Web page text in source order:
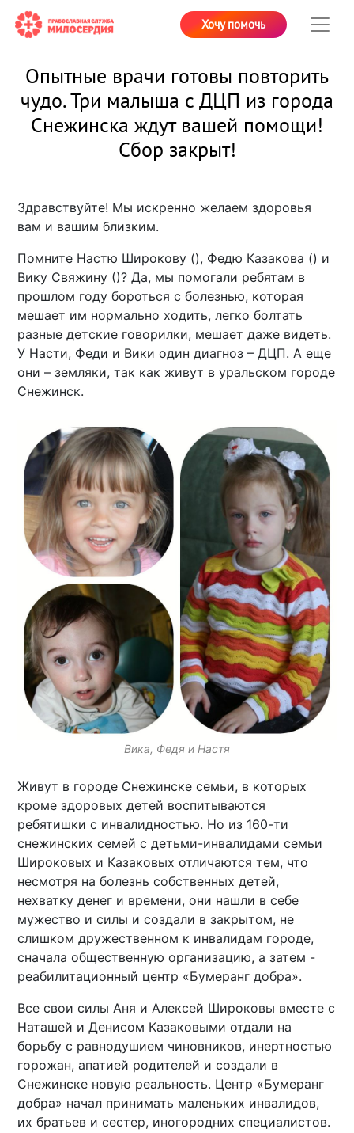
Хочу помочь
Опытные врачи готовы повторить
чудо. Три малыша с ДЦП из города
Снежинска ждут вашей помощи!
Сбор закрыт!
Здравствуйте! Мы искренно желаем здоровья
вам и вашим близким.
Помните Настю Широкову (), Федю Казакова () и
Вику Свяжину ()? Да, мы помогали ребятам в
прошлом году бороться с болезнью, которая
мешает им нормально ходить, легко болтать
разные детские говорилки, мешает даже видеть.
У Насти, Феди и Вики один диагноз – ДЦП. А еще
они – земляки, так как живут в уральском городе
Снежинск.
Вика, Федя и Настя
Живут в городе Снежинске семьи, в которых
кроме здоровых детей воспитываются
ребятишки с инвалидностью. Но из 160-ти
снежинских семей с детьми-инвалидами семьи
Широковых и Казаковых отличаются тем, что
несмотря на болезнь собственных детей,
нехватку денег и времени, они нашли в себе
мужество и силы и создали в закрытом, не
слишком дружественном к инвалидам городе,
сначала общественную организацию, а затем -
реабилитационный центр «Бумеранг добра».
Все свои силы Аня и Алексей Широковы вместе с
Наташей и Денисом Казаковыми отдали на
борьбу с равнодушием чиновников, инертностью
горожан, апатией родителей и создали в
Снежинске новую реальность. Центр «Бумеранг
добра» начал принимать маленьких инвалидов,
их братьев и сестер, иногородних специалистов.